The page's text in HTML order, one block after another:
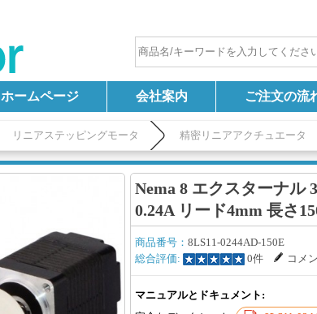
ホームページ 会社案内 ご注文の流
リニアステッピングモータ 精密リニアアクチュエータ
Nema 8 エクスターナル
0.24A リード4mm 長さ
商品番号： 8LS11-0244AD-150E
総合評価:
0件 コメ
マニュアルとドキュメント: